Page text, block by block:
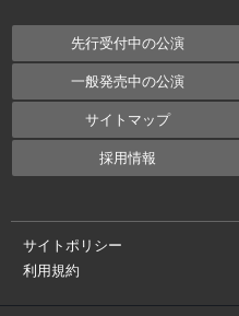
先行受付中の公演
一般発売中の公演
サイトマップ
採用情報
サイトポリシー
利用規約